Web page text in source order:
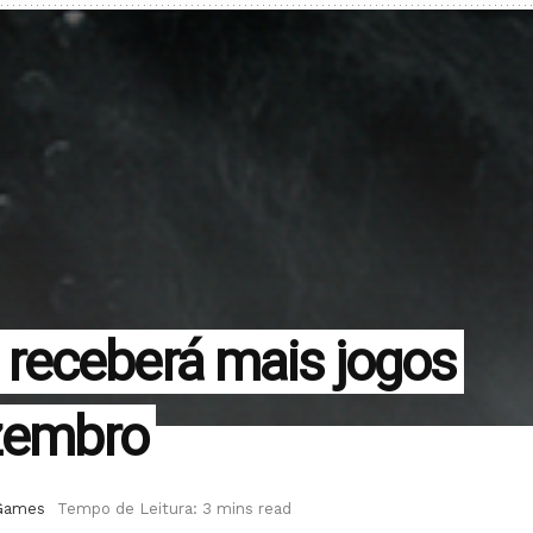
mais jogos
Tempo de Leitura: 3 mins read